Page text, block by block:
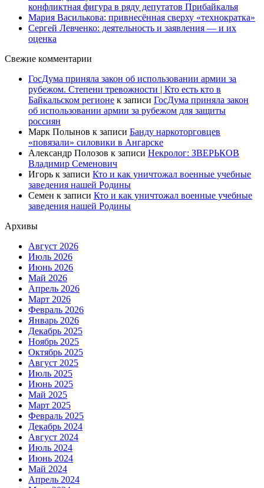
конфликтная фигура в ряду депутатов Прибайкалья
Мария Василькова: привнесённая сверху «технократка»
Сергей Левченко: деятельность и заявления — и их
оценка
Свежие комментарии
ГосДума приняла закон об использовании армии за
рубежом. Степени тревожности | Кто есть кто в
Байкальском регионе к записи ГосДума приняла закон
об использовании армии за рубежом для защиты
россиян
Марк Полынов к записи Банду наркоторговцев
«повязали» силовики в Ангарске
Александр Полозов к записи Некролог: ЗВЕРЬКОВ
Владимир Семенович
Игорь к записи Кто и как уничтожал военные учебные
заведения нашей Родины
Семен к записи Кто и как уничтожал военные учебные
заведения нашей Родины
Архивы
Август 2026
Июль 2026
Июнь 2026
Май 2026
Апрель 2026
Март 2026
Февраль 2026
Январь 2026
Декабрь 2025
Ноябрь 2025
Октябрь 2025
Август 2025
Июль 2025
Июнь 2025
Май 2025
Март 2025
Февраль 2025
Декабрь 2024
Август 2024
Июль 2024
Июнь 2024
Май 2024
Апрель 2024